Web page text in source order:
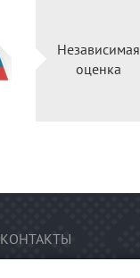
Независимая
оценка
КОНТАКТЫ